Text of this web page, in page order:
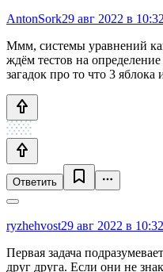
AntonSork29 авг 2022 в 10:32
Ммм, системы уравнений
ждём тестов на определение
загадок про то что 3
Ответить
ryzhehvost29 авг 2022 в 10:32
Первая задача
друг друга. Если они не